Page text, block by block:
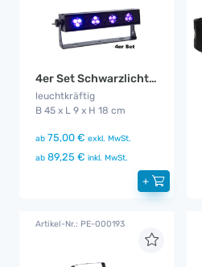
4er Set Schwarzlicht LED ( Blacklight - UV )
leuchtkräftig
B 45 x L 9 x H 18 cm
ab 75,00 € exkl. MwSt.
ab 89,25 € inkl. MwSt.
+
Artikel-Nr.: PE-000193